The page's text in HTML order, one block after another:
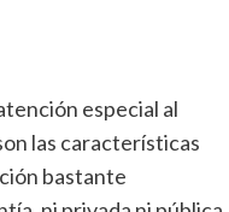
especial al
las características
bastante